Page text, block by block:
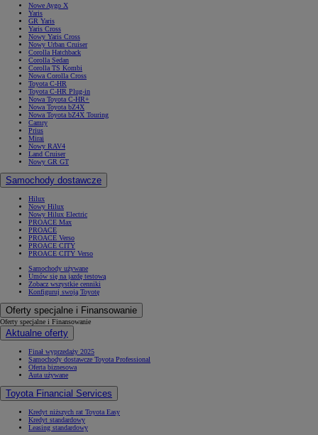
Nowe Aygo X
Yaris
GR Yaris
Yaris Cross
Nowy Yaris Cross
Nowy Urban Cruiser
Corolla Hatchback
Corolla Sedan
Corolla TS Kombi
Nowa Corolla Cross
Toyota C-HR
Toyota C-HR Plug-in
Nowa Toyota C-HR+
Nowa Toyota bZ4X
Nowa Toyota bZ4X Touring
Camry
Prius
Mirai
Nowy RAV4
Land Cruiser
Nowy GR GT
Samochody dostawcze
Hilux
Nowy Hilux
Nowy Hilux Electric
PROACE Max
PROACE
PROACE Verso
PROACE CITY
PROACE CITY Verso
Samochody używane
Umów się na jazdę testową
Zobacz wszystkie cenniki
Konfiguruj swoją Toyotę
Oferty specjalne i Finansowanie
Oferty specjalne i Finansowanie
Aktualne oferty
Finał wyprzedaży 2025
Samochody dostawcze Toyota Professional
Oferta biznesowa
Auta używane
Toyota Financial Services
Kredyt niższych rat Toyota Easy
Kredyt standardowy
Leasing standardowy